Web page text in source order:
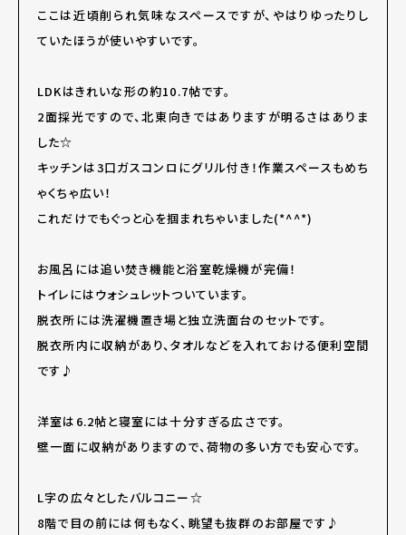
ここは近頃削られ気味なスペースですが、やはりゆったりし
ていたほうが使いやすいです。
LDKはきれいな形の約10.7帖です。
2面採光ですので、北東向きではありますが明るさはありま
した☆
キッチンは3口ガスコンロにグリル付き！作業スペースもめち
ゃくちゃ広い！
これだけでもぐっと心を掴まれちゃいました(*^^*)
お風呂には追い焚き機能と浴室乾燥機が完備！
トイレにはウォシュレットついています。
脱衣所には洗濯機置き場と独立洗面台のセットです。
脱衣所内に収納があり、タオルなどを入れておける便利空間
です♪
洋室は6.2帖と寝室には十分すぎる広さです。
壁一面に収納がありますので、荷物の多い方でも安心です。
L字の広々としたバルコニー☆
8階で目の前には何もなく、眺望も抜群のお部屋です♪